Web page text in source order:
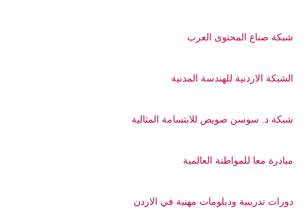
شبكة صناع المحتوى العرب
الشبكة الاردنية للهندسة المدنية
شبكة د. سوسن صويص للابتسامة المثالية
مبادرة معا للمواطنة العالمية
دورات تدريبية ودبلومات مهنية في الاردن